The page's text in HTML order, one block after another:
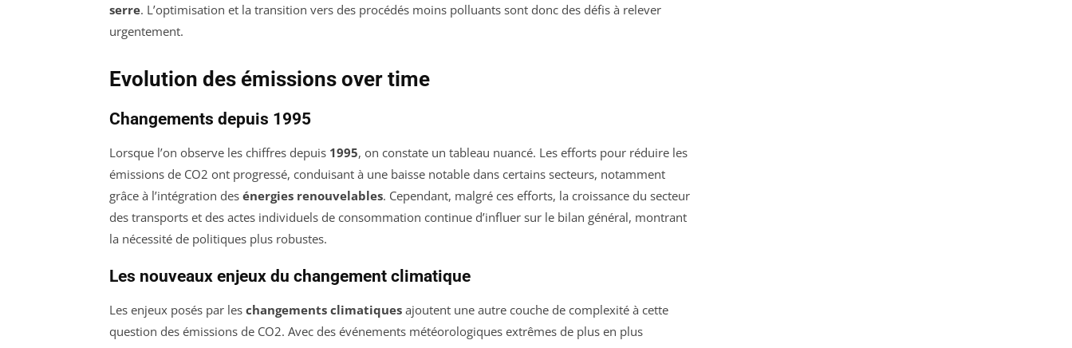
serre. L’optimisation et la transition vers des procédés moins polluants sont donc des défis à relever
urgentement.
Evolution des émissions over time
Changements depuis 1995
Lorsque l’on observe les chiffres depuis 1995, on constate un tableau nuancé. Les efforts pour réduire les
émissions de CO2 ont progressé, conduisant à une baisse notable dans certains secteurs, notamment
grâce à l’intégration des énergies renouvelables. Cependant, malgré ces efforts, la croissance du secteur
des transports et des actes individuels de consommation continue d’influer sur le bilan général, montrant
la nécessité de politiques plus robustes.
Les nouveaux enjeux du changement climatique
Les enjeux posés par les changements climatiques ajoutent une autre couche de complexité à cette
question des émissions de CO2. Avec des événements météorologiques extrêmes de plus en plus